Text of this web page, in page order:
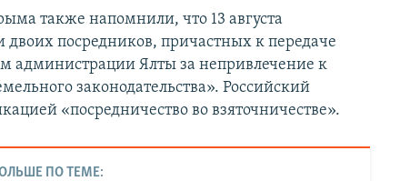
также напомнили, что 13 августа
посредников, причастных к передаче
администрации Ялты за непривлечение к
законодательства». Российский
«посредничество во взяточничестве».
ПО ТЕМЕ: